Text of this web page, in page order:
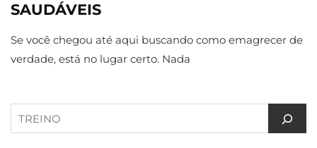
SAUDÁVEIS
Se você chegou até aqui buscando como emagrecer de
verdade, está no lugar certo. Nada